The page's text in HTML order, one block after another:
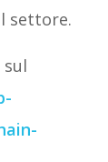
settore.